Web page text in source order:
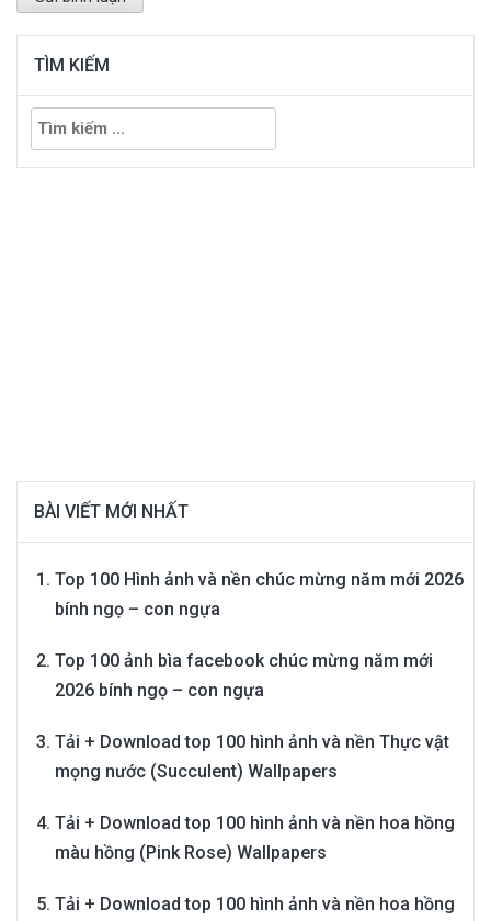
TÌM KIẾM
Tìm
kiếm
cho:
BÀI VIẾT MỚI NHẤT
Top 100 Hình ảnh và nền chúc mừng năm mới 2026
bính ngọ – con ngựa
Top 100 ảnh bìa facebook chúc mừng năm mới
2026 bính ngọ – con ngựa
Tải + Download top 100 hình ảnh và nền Thực vật
mọng nước (Succulent) Wallpapers
Tải + Download top 100 hình ảnh và nền hoa hồng
màu hồng (Pink Rose) Wallpapers
Tải + Download top 100 hình ảnh và nền hoa hồng